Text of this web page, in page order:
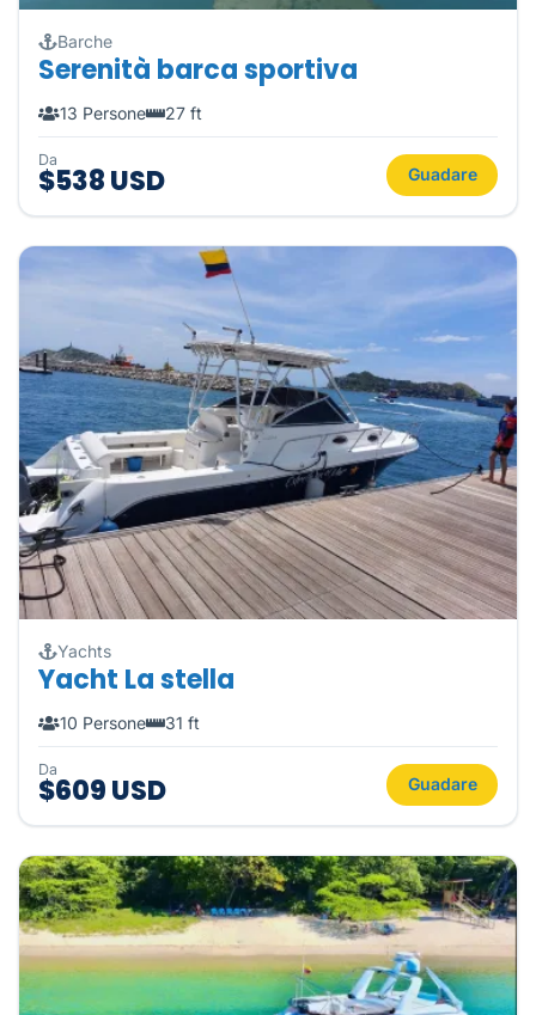
Barche
Serenità barca sportiva
13 Persone 27 ft
Da
$538 USD Guadare
Yachts
Yacht La stella
10 Persone 31 ft
Da
$609 USD Guadare